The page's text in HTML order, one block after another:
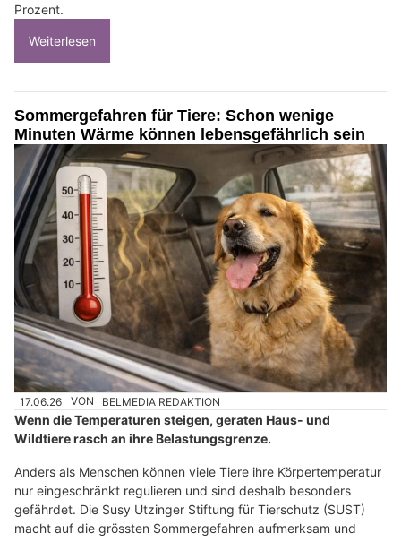
Prozent.
Weiterlesen
Sommergefahren für Tiere: Schon wenige
Minuten Wärme können lebensgefährlich sein
17.06.26 VON BELMEDIA REDAKTION
Wenn die Temperaturen steigen, geraten Haus- und
Wildtiere rasch an ihre Belastungsgrenze.
Anders als Menschen können viele Tiere ihre Körpertemperatur
nur eingeschränkt regulieren und sind deshalb besonders
gefährdet. Die Susy Utzinger Stiftung für Tierschutz (SUST)
macht auf die grössten Sommergefahren aufmerksam und